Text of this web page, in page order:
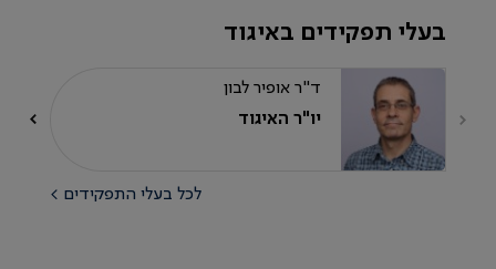
בעלי תפקידים באיגוד
ד"ר אופיר לבון
יו"ר האיגוד
לכל בעלי התפקידים >